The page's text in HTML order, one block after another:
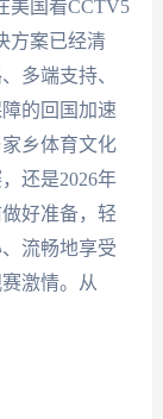
美国看CCTV5
方案已经清
多端支持、
的回国加速
乡体育文化
还是2026年
好准备，轻
流畅地享受
激情。从